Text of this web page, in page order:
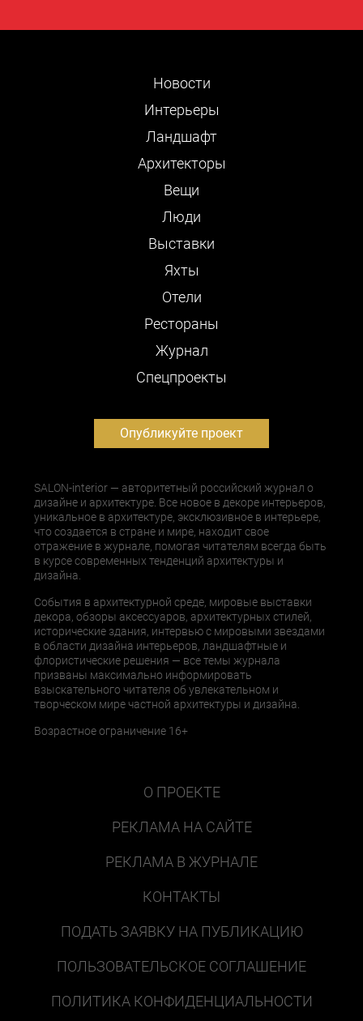
Новости
Интерьеры
Ландшафт
Архитекторы
Вещи
Люди
Выставки
Яхты
Отели
Рестораны
Журнал
Cпецпроекты
Опубликуйте проект
SALON-interior — авторитетный российский журнал о
дизайне и архитектуре. Все новое в декоре интерьеров,
уникальное в архитектуре, эксклюзивное в интерьере,
что создается в стране и мире, находит свое
отражение в журнале, помогая читателям всегда быть
в курсе современных тенденций архитектуры и
дизайна.
События в архитектурной среде, мировые выставки
декора, обзоры аксессуаров, архитектурных стилей,
исторические здания, интервью с мировыми звездами
в области дизайна интерьеров, ландшафтные и
флористические решения — все темы журнала
призваны максимально информировать
взыскательного читателя об увлекательном и
творческом мире частной архитектуры и дизайна.
Возрастное ограничение 16+
О ПРОЕКТЕ
РЕКЛАМА НА САЙТЕ
РЕКЛАМА В ЖУРНАЛЕ
КОНТАКТЫ
ПОДАТЬ ЗАЯВКУ НА ПУБЛИКАЦИЮ
ПОЛЬЗОВАТЕЛЬСКОЕ СОГЛАШЕНИЕ
ПОЛИТИКА КОНФИДЕНЦИАЛЬНОСТИ